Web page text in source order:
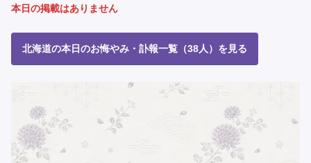
本日の掲載はありません
北海道の本日のお悔やみ・訃報一覧（38人）を見る